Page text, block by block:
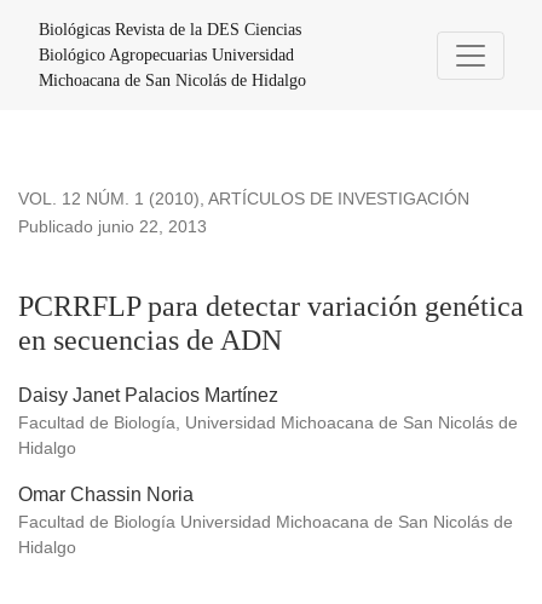
Biológicas Revista de la DES Ciencias
Biológico Agropecuarias Universidad
Michoacana de San Nicolás de Hidalgo
VOL. 12 NÚM. 1 (2010), ARTÍCULOS DE INVESTIGACIÓN
PCRRFLP para detectar variación genética
en secuencias de ADN
Publicado junio 22, 2013
Daisy Janet Palacios Martínez
Facultad de Biología, Universidad Michoacana de San Nicolás de
Hidalgo
Omar Chassin Noria
Facultad de Biología Universidad Michoacana de San Nicolás de
Hidalgo